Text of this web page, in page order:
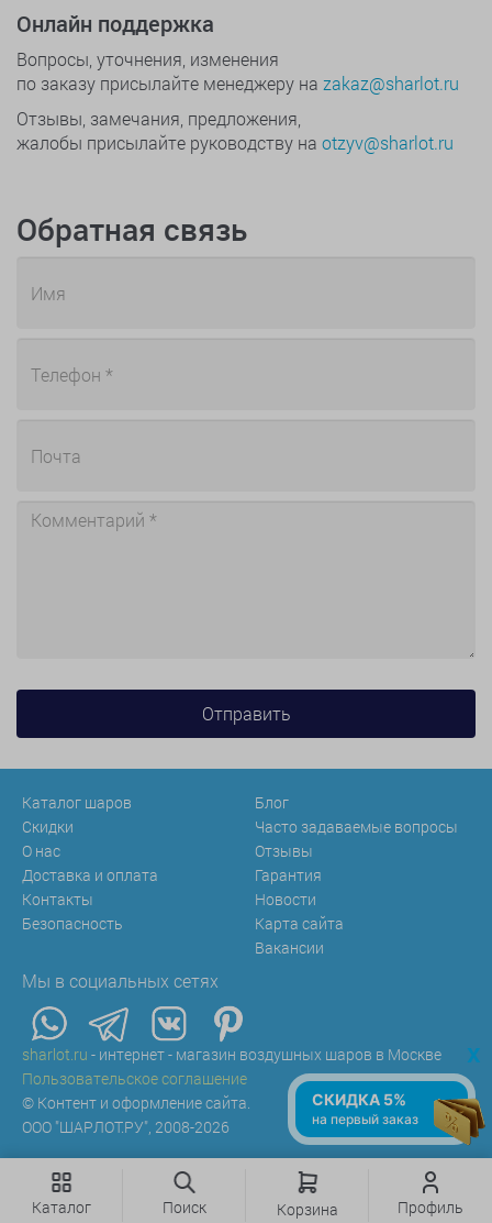
Онлайн поддержка
Вопросы, уточнения, изменения
по заказу присылайте менеджеру на zakaz@sharlot.ru
Отзывы, замечания, предложения,
жалобы присылайте руководству на otzyv@sharlot.ru
Обратная связь
Каталог шаров
Скидки
О нас
Доставка и оплата
Контакты
Безопасность
Блог
Часто задаваемые вопросы
Отзывы
Гарантия
Новости
Карта сайта
Вакансии
Мы в социальных сетях
sharlot.ru - интернет - магазин воздушных шаров в Москве
Пользовательское соглашение
© Контент и оформление сайта.
ООО "ШАРЛОТ.РУ", 2008-2026
Каталог Поиск Корзина Профиль
x
СКИДКА 5%
на первый заказ